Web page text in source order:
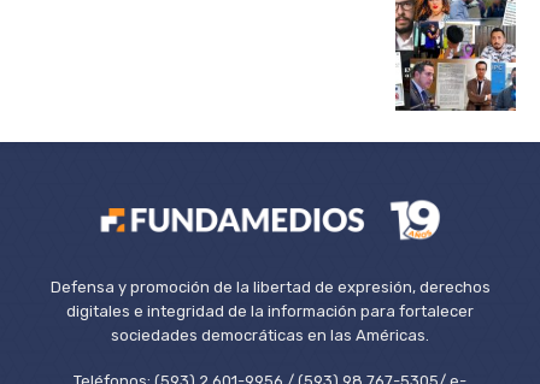
Defensa y promoción de la libertad de expresión, derechos
digitales e integridad de la información para fortalecer
sociedades democráticas en las Américas.